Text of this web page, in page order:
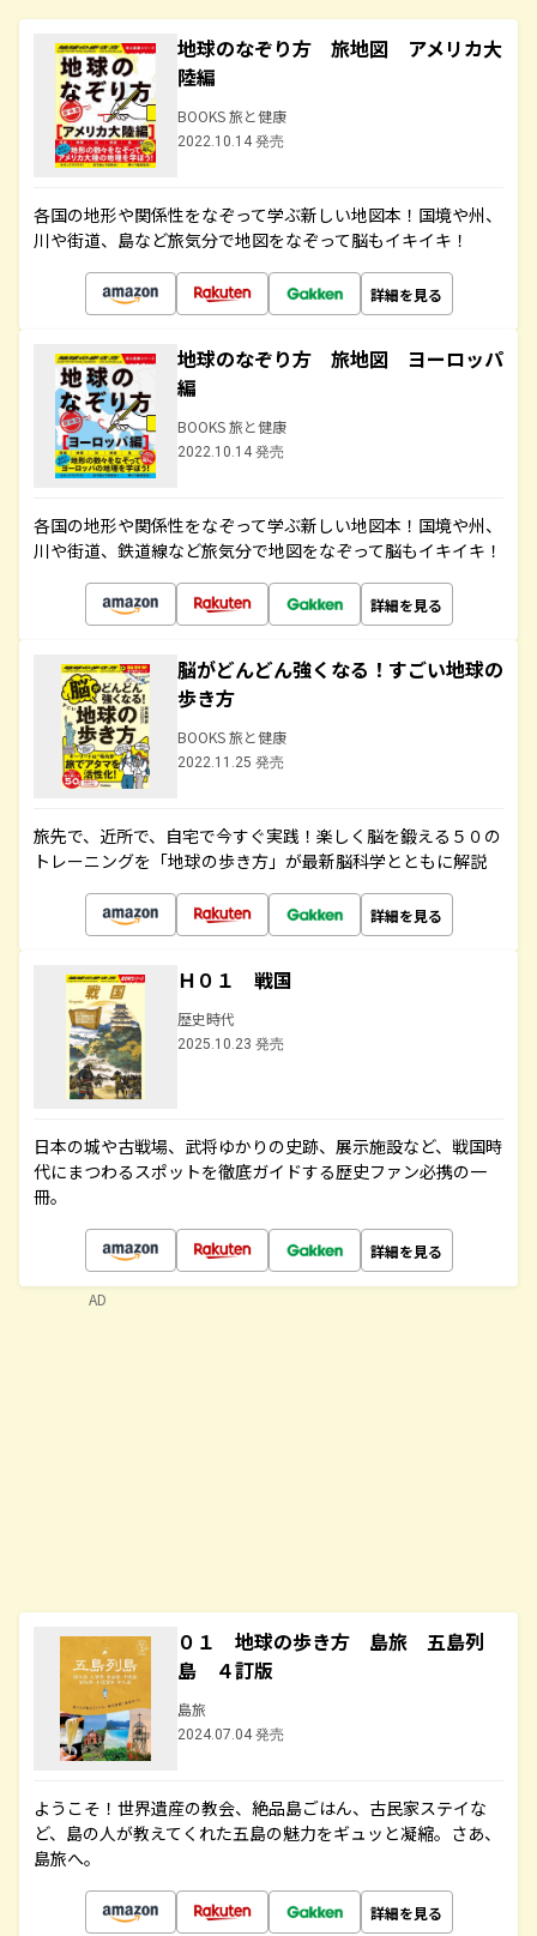
地球のなぞり方 旅地図 アメリカ大
陸編
BOOKS 旅と健康
2022.10.14 発売
各国の地形や関係性をなぞって学ぶ新しい地図本！国境や州、
川や街道、島など旅気分で地図をなぞって脳もイキイキ！
詳細を見る
地球のなぞり方 旅地図 ヨーロッパ
編
BOOKS 旅と健康
2022.10.14 発売
各国の地形や関係性をなぞって学ぶ新しい地図本！国境や州、
川や街道、鉄道線など旅気分で地図をなぞって脳もイキイキ！
詳細を見る
脳がどんどん強くなる！すごい地球の
歩き方
BOOKS 旅と健康
2022.11.25 発売
旅先で、近所で、自宅で今すぐ実践！楽しく脳を鍛える５０の
トレーニングを「地球の歩き方」が最新脳科学とともに解説
詳細を見る
Ｈ０１ 戦国
歴史時代
2025.10.23 発売
日本の城や古戦場、武将ゆかりの史跡、展示施設など、戦国時
代にまつわるスポットを徹底ガイドする歴史ファン必携の一
冊。
詳細を見る
０１ 地球の歩き方 島旅 五島列
島 ４訂版
島旅
2024.07.04 発売
ようこそ！世界遺産の教会、絶品島ごはん、古民家ステイな
ど、島の人が教えてくれた五島の魅力をギュッと凝縮。さあ、
島旅へ。
詳細を見る
AD